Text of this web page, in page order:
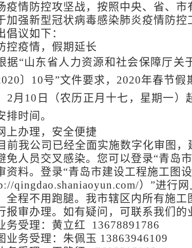
疫情防控攻坚战，按照中央、省、
加强新型冠状病毒感染肺炎疫情防
倡议如下：
控疫情，假期延长
据“山东省人力资源和社会保障厅关
〕10号”文件要求，2020年春节
2月10日（农历正月十七，星期一）
排时间。
上办理，安全便捷
前我公司已经全面实施数字化审图
免人员交叉感染。您可以登录“青岛
资料。登录“青岛市建设工程施工图
qingdao.shaniaoyun.com/）”进行
全程不用跑腿。我市辖区内所有施
报审办理。如有疑问，可联系我们
务受理：黄立红 13678891786
业务受理：朱佩玉 13863946109